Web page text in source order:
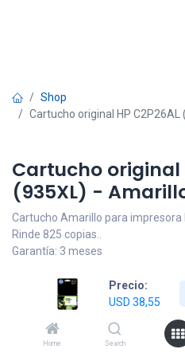
Precio:
USD 38,55
Home Search
Shop
Cartucho original HP
Cartucho original
(935XL) -
Cartucho Amarillo para impresora
Rinde 825 copias..
Garantía: 3 meses
38,55 IVA incluido